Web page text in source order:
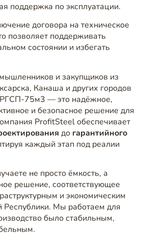
поддержка по эксплуатации.
договора на техническое
позволяет поддерживать
состоянии и избегать
и закупщиков из
Канаша и других городов
75м3 — это надёжное,
и безопасное решение для
ProfitSteel обеспечивает
до гарантийного
каждый этап под реалии
не просто ёмкость, а
решение, соответствующее
и экономическим
Республики. Мы работаем для
было стабильным,